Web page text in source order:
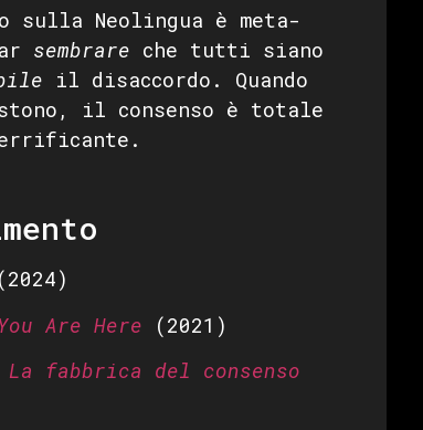
Neolingua è meta-
sembrare che tutti siano
il disaccordo. Quando
il consenso è totale
You Are Here (2021)
La fabbrica del consenso